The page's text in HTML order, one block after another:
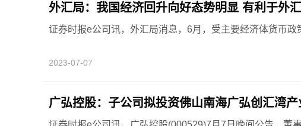
外汇局：我国经济回升向好态势明显 有利于外
证券时报e公司讯，外汇局消息，6月，受主要经济体货币政
2023-07-07
广弘控股：子公司拟投资佛山南海广弘创汇湾产